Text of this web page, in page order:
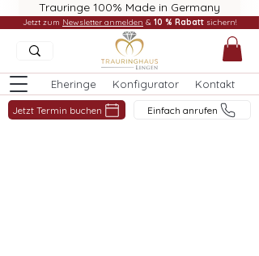
Trauringe 100% Made in Germany
Eheringe Konfigurator Kontakt
Jetzt Termin buchen Einfach anrufen
Jetzt zum Newsletter anmelden & 10 % Rabatt sichern!